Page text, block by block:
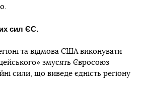
сил ЄС.
та відмова США виконувати
змусять Євросоюз
сили, що виведе єдність регіону